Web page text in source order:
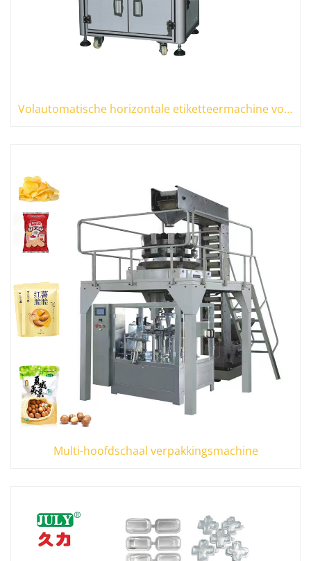
Volautomatische horizontale etiketteermachine voor ronde flessen
Multi-hoofdschaal verpakkingsmachine